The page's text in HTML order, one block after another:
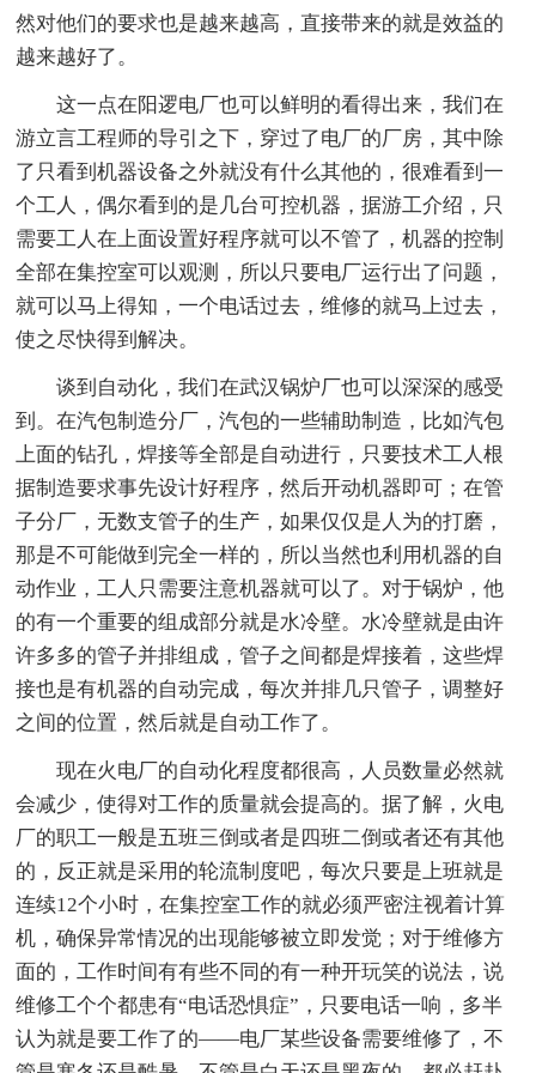
然对他们的要求也是越来越高，直接带来的就是效益的
越来越好了。
这一点在阳逻电厂也可以鲜明的看得出来，我们在
游立言工程师的导引之下，穿过了电厂的厂房，其中除
了只看到机器设备之外就没有什么其他的，很难看到一
个工人，偶尔看到的是几台可控机器，据游工介绍，只
需要工人在上面设置好程序就可以不管了，机器的控制
全部在集控室可以观测，所以只要电厂运行出了问题，
就可以马上得知，一个电话过去，维修的就马上过去，
使之尽快得到解决。
谈到自动化，我们在武汉锅炉厂也可以深深的感受
到。在汽包制造分厂，汽包的一些辅助制造，比如汽包
上面的钻孔，焊接等全部是自动进行，只要技术工人根
据制造要求事先设计好程序，然后开动机器即可；在管
子分厂，无数支管子的生产，如果仅仅是人为的打磨，
那是不可能做到完全一样的，所以当然也利用机器的自
动作业，工人只需要注意机器就可以了。对于锅炉，他
的有一个重要的组成部分就是水冷壁。水冷壁就是由许
许多多的管子并排组成，管子之间都是焊接着，这些焊
接也是有机器的自动完成，每次并排几只管子，调整好
之间的位置，然后就是自动工作了。
现在火电厂的自动化程度都很高，人员数量必然就
会减少，使得对工作的质量就会提高的。据了解，火电
厂的职工一般是五班三倒或者是四班二倒或者还有其他
的，反正就是采用的轮流制度吧，每次只要是上班就是
连续12个小时，在集控室工作的就必须严密注视着计算
机，确保异常情况的出现能够被立即发觉；对于维修方
面的，工作时间有有些不同的有一种开玩笑的说法，说
维修工个个都患有“电话恐惧症”，只要电话一响，多半
认为就是要工作了的——电厂某些设备需要维修了，不